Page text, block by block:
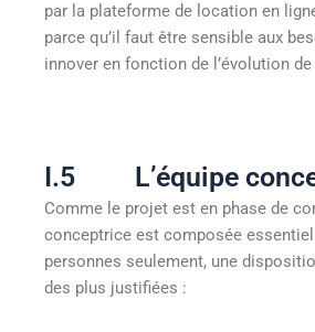
par la plateforme de location en
parce qu’il faut être sensible aux
innover en fonction de l’évolution
I.5 L’équipe
Comme le projet est en phase de
conceptrice est composée
personnes seulement, une
des plus justifiées :